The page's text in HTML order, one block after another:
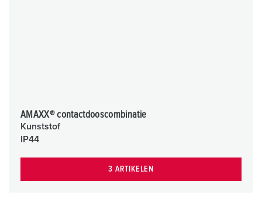
AMAXX® contactdooscombinatie
Kunststof
IP44
3 ARTIKELEN